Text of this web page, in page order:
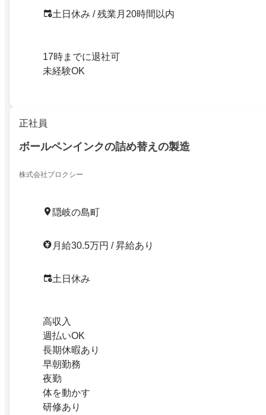
土日休み / 残業月20時間以内
17時までに退社可
未経験OK
正社員
ボールペンインクの詰め替えの製造
株式会社プロクシー
隠岐の島町
月給30.5万円 / 昇給あり
土日休み
高収入
週払いOK
長期休暇あり
早朝勤務
夜勤
体を動かす
研修あり